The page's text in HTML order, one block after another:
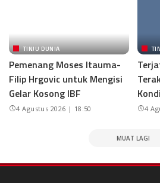
TINJU DUNIA
Pemenang Moses Itauma-
Filip Hrgovic untuk Mengisi
Gelar Kosong IBF
4 Agustus 2026 | 18:50 4
MUAT LAGI